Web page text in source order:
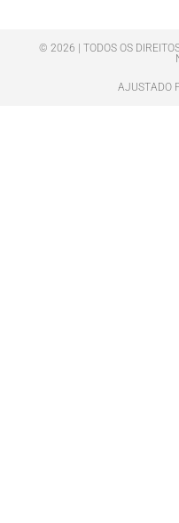
© 2026 | TODOS OS
AJUSTADO